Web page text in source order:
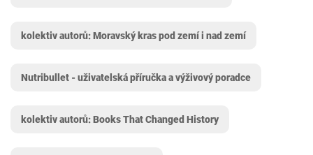
kolektiv autorů: Moravský kras pod zemí i nad zemí
Nutribullet - uživatelská příručka a výživový poradce
kolektiv autorů: Books That Changed History